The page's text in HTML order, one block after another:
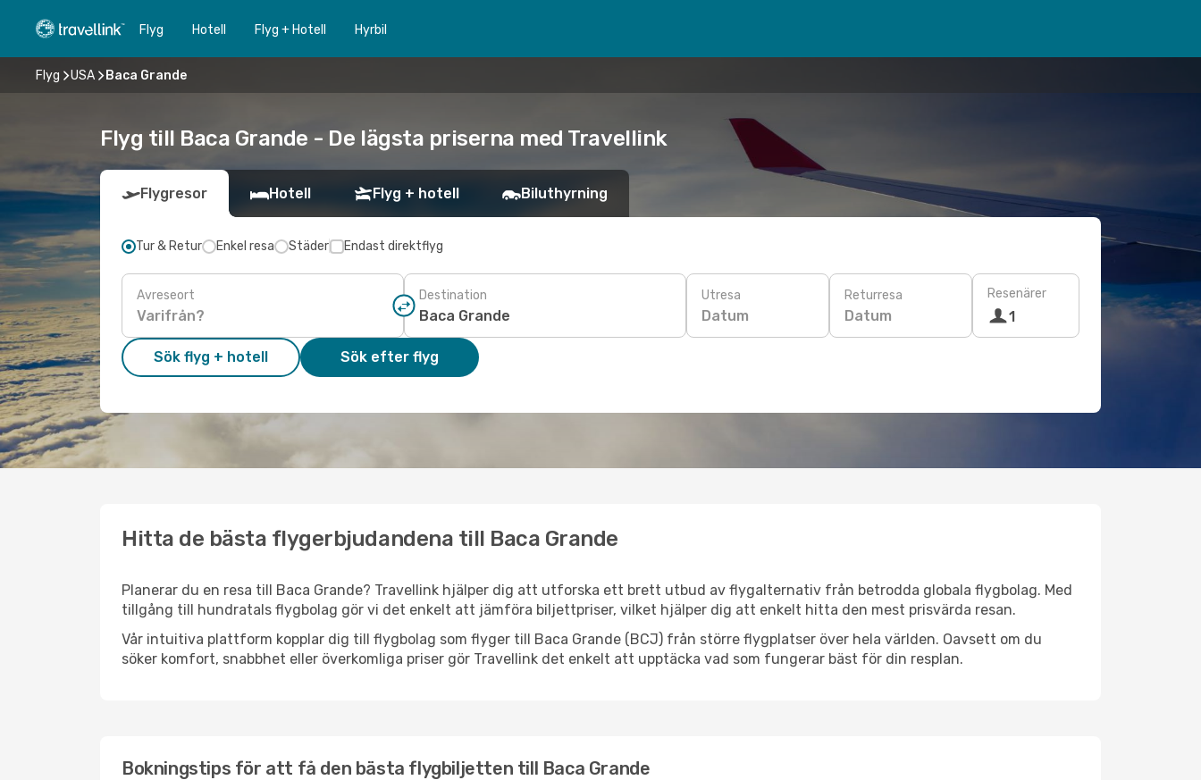
Flyg Hotell Flyg + Hotell Hyrbil
Flyg USA Baca Grande
Flyg till Baca Grande - De lägsta priserna med Travellink
Flygresor Hotell Flyg + hotell Biluthyrning
Tur & Retur Enkel resa Städer Endast direktflyg
Avreseort Destination Utresa
Datum
Returresa
Datum
Resenärer
1
Sök flyg + hotell Sök efter flyg
Hitta de bästa flygerbjudandena till Baca Grande
Planerar du en resa till Baca Grande? Travellink hjälper dig att utforska ett brett utbud av flygalternativ från betrodda globala flygbolag. Med
tillgång till hundratals flygbolag gör vi det enkelt att jämföra biljettpriser, vilket hjälper dig att enkelt hitta den mest prisvärda resan.
Vår intuitiva plattform kopplar dig till flygbolag som flyger till Baca Grande (BCJ) från större flygplatser över hela världen. Oavsett om du
söker komfort, snabbhet eller överkomliga priser gör Travellink det enkelt att upptäcka vad som fungerar bäst för din resplan.
Bokningstips för att få den bästa flygbiljetten till Baca Grande